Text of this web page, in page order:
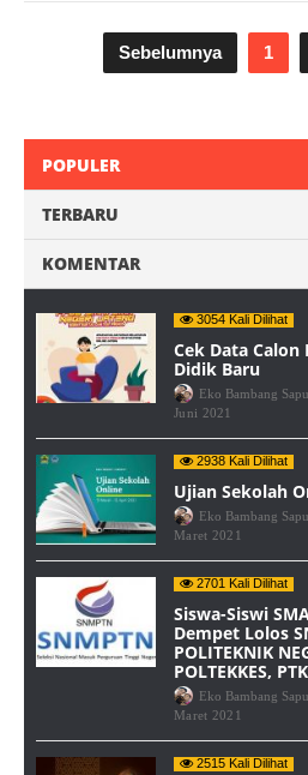
Sebelumnya 1
POPULER
TERBARU
KOMENTAR
3054 Kali Dilihat
Cek Data Calon
Didik Baru
Eko Bambang
Juni 2021
2938 Kali Dilihat
Ujian Sekolah
Eko Bambang
Maret 2021
2701 Kali Dilihat
Siswa-Siswi
Dempet Lolos
POLITEKNIK
POLTEKKES,
Eko Bambang
Maret 2021
2515 Kali Dilihat